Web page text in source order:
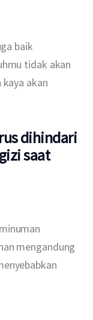
baik
tidak akan
akan
dihindari
saat
mengandung